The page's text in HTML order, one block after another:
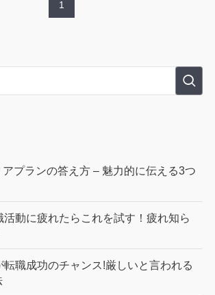
1
プランの答え方 – 魅力的に伝える3つ
動に疲れたらこれを試す！疲れ知ら
転職成功のチャンス!厳しいと言われる